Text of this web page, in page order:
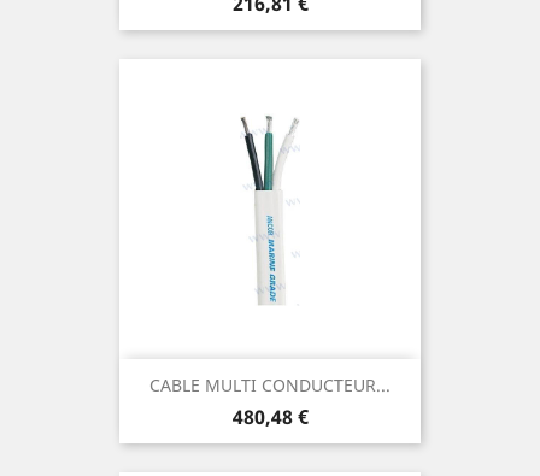
CABLE MULTI CONDUCTEUR...
Prix
480,48 €